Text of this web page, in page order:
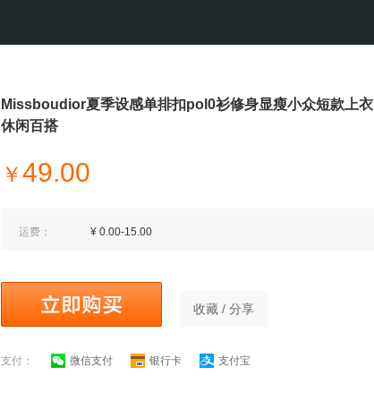
Missboudior夏季设感单排扣pol0衫修身显瘦小众短款上衣
休闲百搭
￥49.00
运费： ¥ 0.00-15.00
收藏 / 分享
支付： 微信支付 银行卡 支付宝